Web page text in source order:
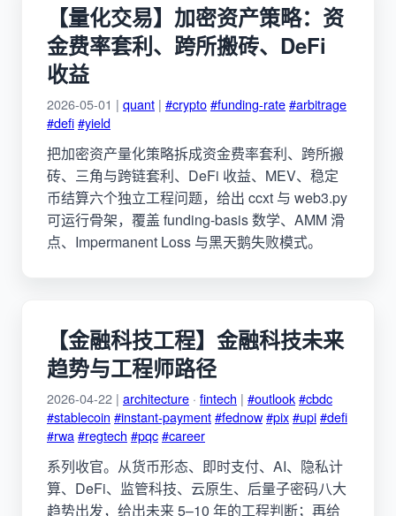
【量化交易】加密资产策略：资
金费率套利、跨所搬砖、DeFi
收益
2026-05-01 | quant | #crypto#funding-rate#arbitrage
#defi#yield
把加密资产量化策略拆成资金费率套利、跨所搬
砖、三角与跨链套利、DeFi 收益、MEV、稳定
币结算六个独立工程问题，给出 ccxt 与 web3.py
可运行骨架，覆盖 funding-basis 数学、AMM 滑
点、Impermanent Loss 与黑天鹅失败模式。
【金融科技工程】金融科技未来
趋势与工程师路径
2026-04-22 | architecture · fintech | #outlook#cbdc
#stablecoin #instant-payment#fednow#pix#upi#defi
#rwa#regtech #pqc#career
系列收官。从货币形态、即时支付、AI、隐私计
算、DeFi、监管科技、云原生、后量子密码八大
趋势出发，给出未来 5–10 年的工程判断；再给